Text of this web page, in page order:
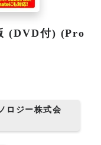
(DVD付) (Pro
ロジー株式会